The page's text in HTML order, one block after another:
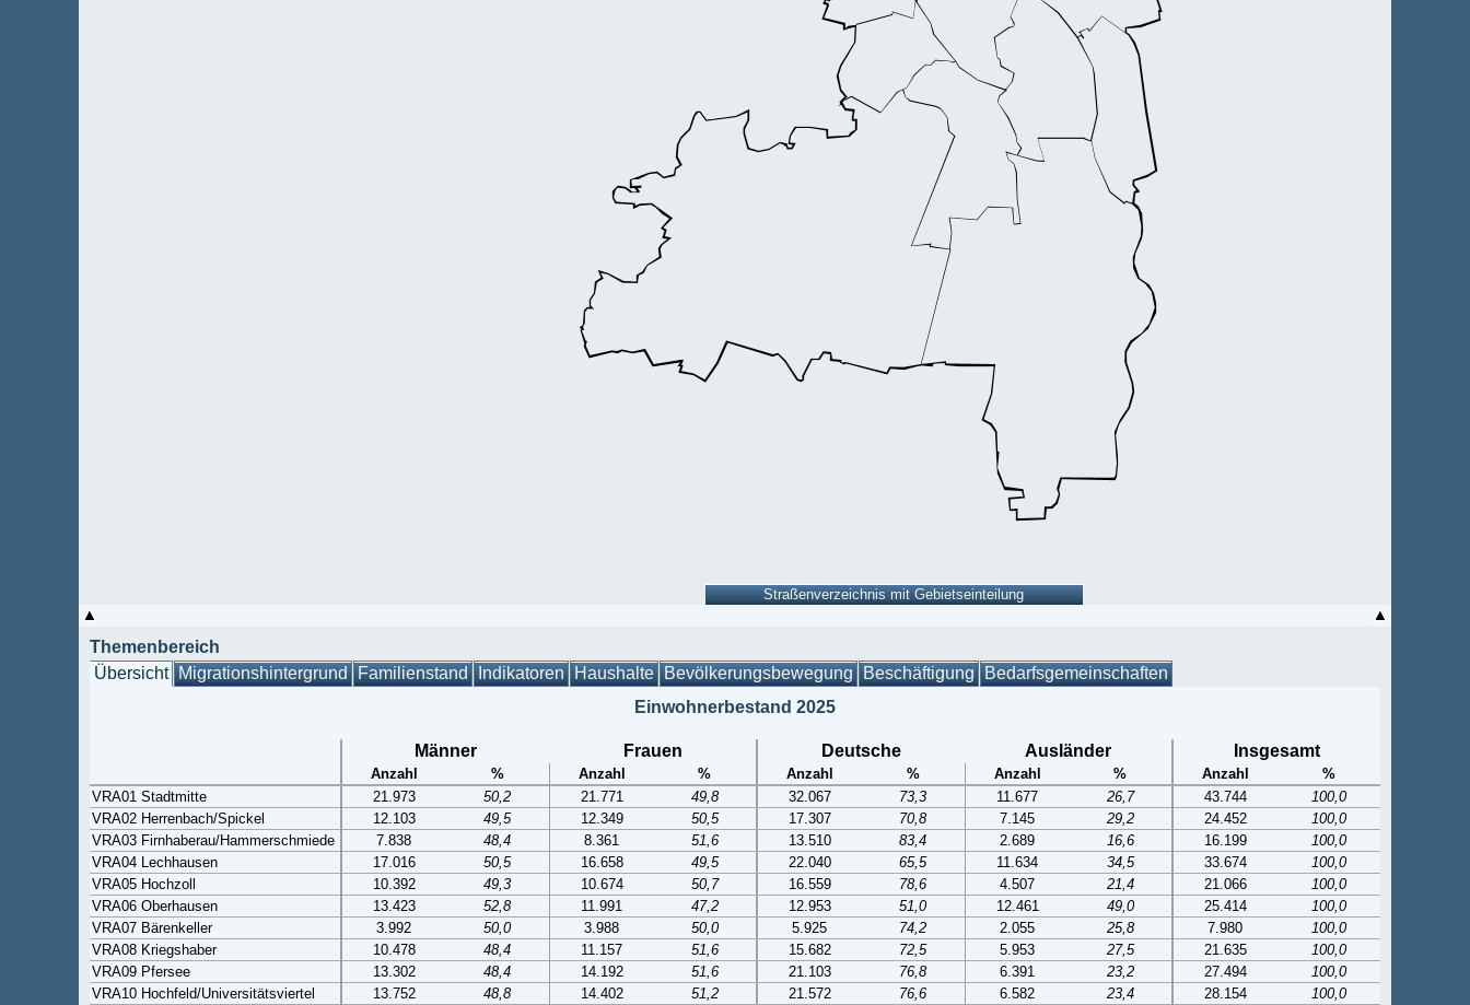
Themenbereich
Übersicht Migrationshintergrund Familienstand Indikatoren Haushalte Bevölkerungsbewegung Beschäftigung Bedarfsgemeinschaften
Einwohnerbestand 2025
Männer Frauen Deutsche Ausländer Insgesamt
Anzahl % Anzahl % Anzahl % Anzahl % Anzahl
%
VRA01 Stadtmitte
21.973 50,2 21.771 49,8 32.067 73,3 11.677 26,7 43.744
100,0
VRA02 Herrenbach/Spickel
12.103 49,5 12.349 50,5 17.307 70,8 7.145 29,2 24.452
100,0
VRA03 Firnhaberau/Hammerschmiede
7.838 48,4 8.361 51,6 13.510 83,4 2.689 16,6 16.199
100,0
VRA04 Lechhausen
17.016 50,5 16.658 49,5 22.040 65,5 11.634 34,5 33.674
100,0
VRA05 Hochzoll
10.392 49,3 10.674 50,7 16.559 78,6 4.507 21,4 21.066
100,0
VRA06 Oberhausen
13.423 52,8 11.991 47,2 12.953 51,0 12.461 49,0 25.414
100,0
VRA07 Bärenkeller
3.992 50,0 3.988 50,0 5.925 74,2 2.055 25,8 7.980
100,0
VRA08 Kriegshaber
10.478 48,4 11.157 51,6 15.682 72,5 5.953 27,5 21.635
100,0
VRA09 Pfersee
13.302 48,4 14.192 51,6 21.103 76,8 6.391 23,2 27.494
100,0
VRA10 Hochfeld/Universitätsviertel
13.752 48,8 14.402 51,2 21.572 76,6 6.582 23,4 28.154 100,0